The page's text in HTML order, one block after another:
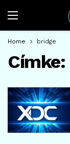
Home bridge
Címke: